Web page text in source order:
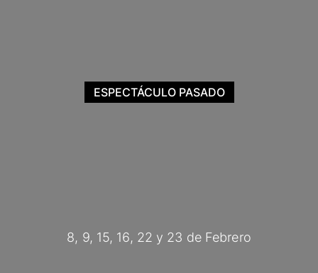
8, 9, 15, 16, 22 y 23 de Febrero
ESPECTÁCULO PASADO